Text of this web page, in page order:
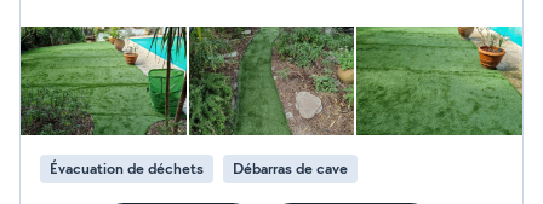
Évacuation de déchets Débarras de cave